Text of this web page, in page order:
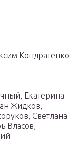
Кондратенко
Екатерина
Жидков,
Светлана
Власов,